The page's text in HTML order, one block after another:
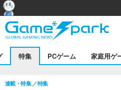
特集 PCゲーム 家庭用ゲ
連載・特集 特集